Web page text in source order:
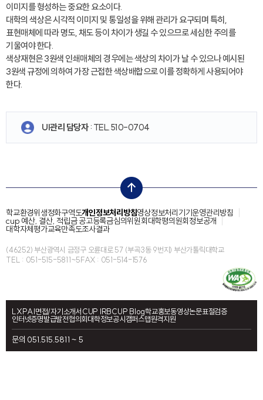
이미지를 형성하는 중요한 요소이다.
대학의 색상은 시각적 이미지 및 통일성을 위해 관리가 요구되며 특히,
표현매체에 따라 명도, 채도 등이 차이가 생길 수 있으므로 세심한 주의를
기울여야 한다.
색상재현은 3원색 인쇄매체의 경우에는 색상의 차이가 날 수 있으나 예시된
3원색 규정에 의하여 가장 근접한 색상배합으로 이를 정확하게 사용되어야
한다.
UI관리 담당자: TEL.510-0704
top
학교환경위생정화구역도개인정보처리방침영상정보처리기기운영관리방침
cup 예산, 결산, 적립금 공고등록금심의위원회대학평의원회정보공개
대학자체평가교육만족도조사결과
(46252) 부산광역시 금정구 오륜대로 57 (부곡3동 9번지) 부산가톨릭대학교
TEL : 051-515-5811~5FAX : 051-514-1576
LXPAI면접/자기소개서CUP IRBCUP Blog학교홍보동영상논문표절검증
인터넷증명발급발전협의회대학정보공시캠퍼스맵원격지원
문의 051.515.5811 ~ 5